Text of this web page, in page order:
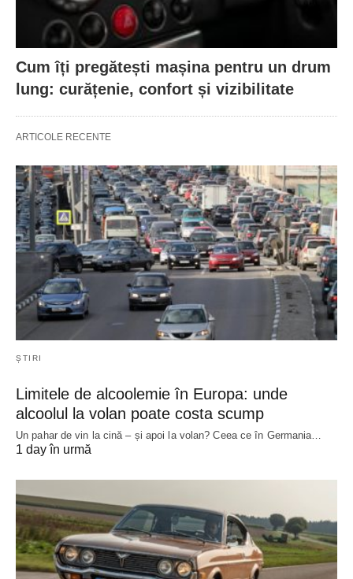
Cum îți pregătești mașina pentru un drum
lung: curățenie, confort și vizibilitate
ARTICOLE RECENTE
ȘTIRI
Limitele de alcoolemie în Europa: unde
alcoolul la volan poate costa scump
Un pahar de vin la cină – și apoi la volan? Ceea ce în Germania…
1 day în urmă